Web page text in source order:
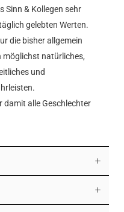
Sinn & Kollegen sehr
gelebten Werten.
die bisher allgemein
möglichst natürliches,
und
damit alle Geschlechter